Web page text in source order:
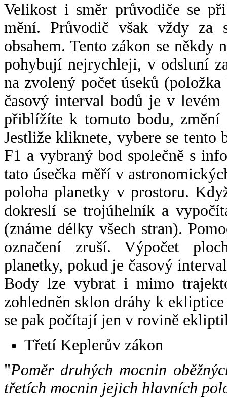
Velikost i směr průvodiče se
mění. Průvodič však vždy za
obsahem. Tento zákon se někdy
pohybují nejrychleji, v odsluní
na zvolený počet úseků
časový interval bodů je v
přiblížíte k tomuto bodu,
Jestliže kliknete, vybere se tento
F1 a vybraný bod společně s
tato úsečka měří v
poloha planetky v prostoru.
dokreslí se trojúhelník a
(známe délky všech stran).
označení zruší. Výpočet
planetky, pokud je časový
Body lze vybrat i mimo
zohledněn sklon dráhy k
se pak počítají jen v rovině
Třetí Keplerův zákon
"Poměr druhých mocnin
třetích mocnin jejich hlavních